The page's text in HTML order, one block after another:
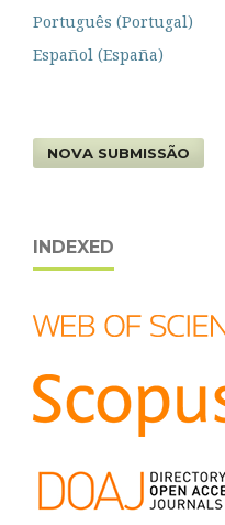
Português (Portugal)
Español (España)
NOVA SUBMISSÃO
INDEXED